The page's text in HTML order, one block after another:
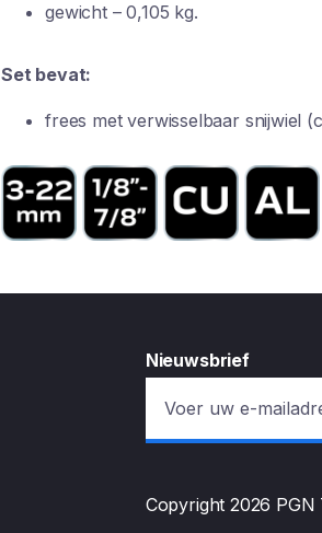
gewicht – 0,105 kg.
Set bevat:
frees met verwisselbaar snijwiel
Nieuwsbrief
Copyright 2026 PGN